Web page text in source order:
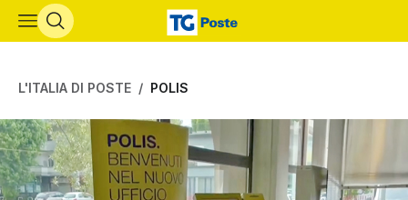
Vai al contenuto principale
L'ITALIA DI POSTE POLIS